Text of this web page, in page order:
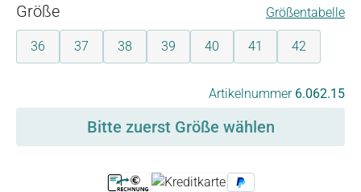
Größeauswählen Größentabelle
36 37 38 39 40 41 42
Artikelnummer 6.062.15
Bitte zuerst Größe wählen